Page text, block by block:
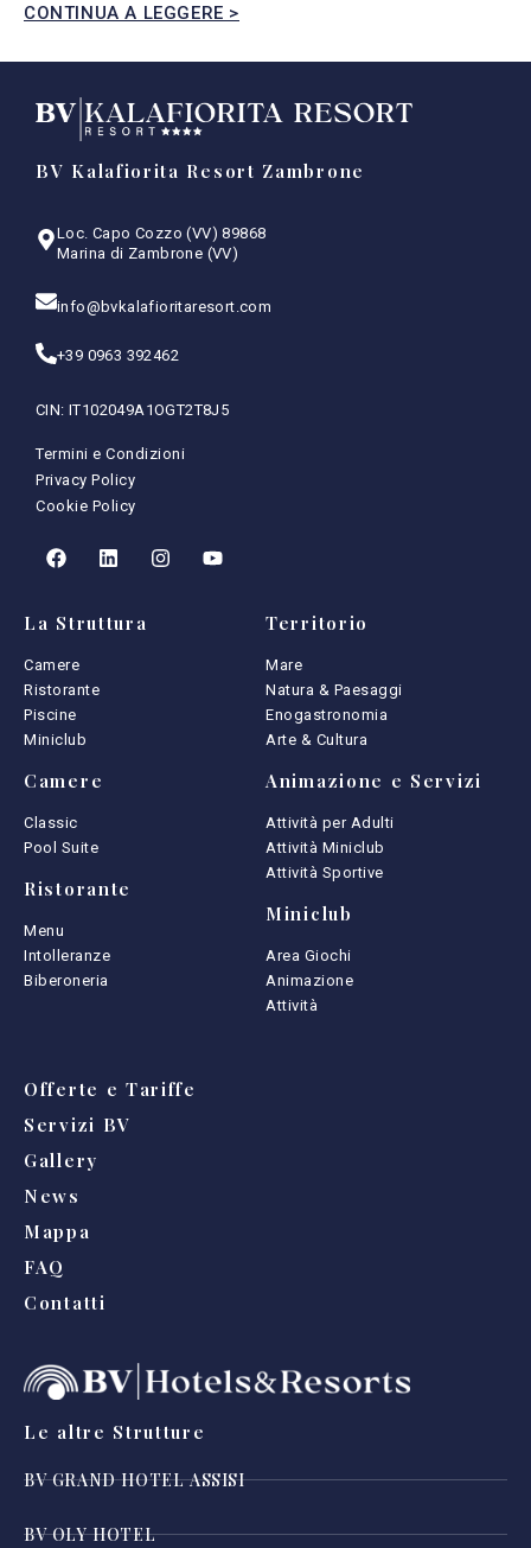
CONTINUA A LEGGERE >
BV Kalafiorita Resort Zambrone
Loc. Capo Cozzo (VV) 89868
Marina di Zambrone (VV)
info@bvkalafioritaresort.com
+39 0963 392462
CIN: IT102049A1OGT2T8J5
Termini e Condizioni
Privacy Policy
Cookie Policy
La Struttura
Camere
Ristorante
Piscine
Miniclub
Camere
Classic
Pool Suite
Ristorante
Menu
Intolleranze
Biberoneria
Territorio
Mare
Natura & Paesaggi
Enogastronomia
Arte & Cultura
Animazione e Servizi
Attività per Adulti
Attività Miniclub
Attività Sportive
Miniclub
Area Giochi
Animazione
Attività
Offerte e Tariffe
Servizi BV
Gallery
News
Mappa
FAQ
Contatti
Le altre Strutture
BV GRAND HOTEL ASSISI
BV OLY HOTEL